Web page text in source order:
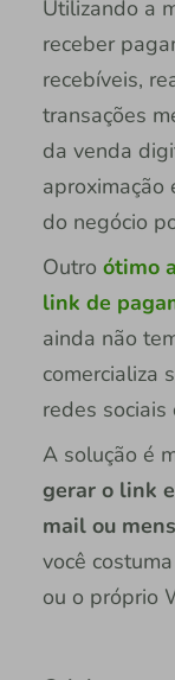
Utilizando a
receber
recebíveis,
transações
da venda
aproximação
do negócio
Outro ótimo
link de
ainda não
comercializa
redes
A solução é
gerar o link
mail ou
você
ou o próprio